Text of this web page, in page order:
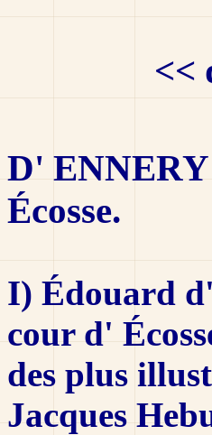
<<
D'
Écosse.
I) Édouard
cour d'
des plus
Jacques